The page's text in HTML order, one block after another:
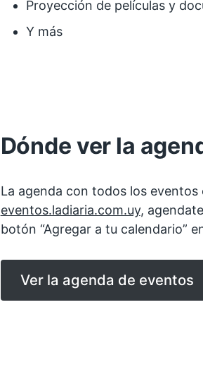
Proyección de películas y
Y más
Dónde ver la
La agenda con todos los eventos
eventos.ladiaria.com.uy,
botón “Agregar a tu calendario”
Ver la agenda de eventos